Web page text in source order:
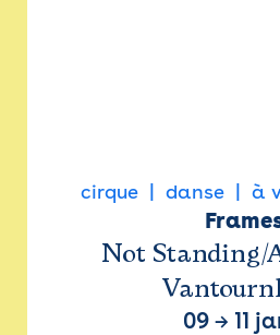
cirque danse à
Not Standing/
09→ 11